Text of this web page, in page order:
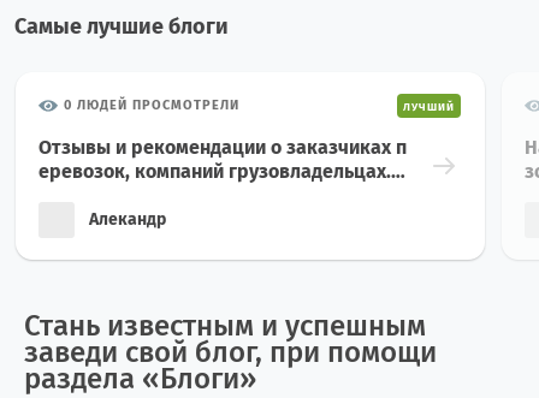
Самые лучшие блоги
0 ЛЮДЕЙ ПРОСМОТРЕЛИ ЛУЧШИЙ
Отзывы и рекомендации о заказчиках п
еревозок, компаний грузовладельцах.
ых компаниях. Рынок международных г
асль эконом...
Алекандр
Стань известным и успешным
заведи свой блог, при помощи
раздела «Блоги»